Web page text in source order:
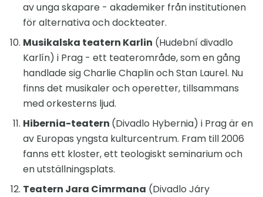
av unga skapare - akademiker från institutionen
för alternativa och dockteater.
Musikalska teatern Karlin (Hudební divadlo
Karlín) i Prag - ett teaterområde, som en gång
handlade sig Charlie Chaplin och Stan Laurel. Nu
finns det musikaler och operetter, tillsammans
med orkesterns ljud.
Hibernia-teatern (Divadlo Hybernia) i Prag är en
av Europas yngsta kulturcentrum. Fram till 2006
fanns ett kloster, ett teologiskt seminarium och
en utställningsplats.
Teatern Jara Cimrmana (Divadlo Járy